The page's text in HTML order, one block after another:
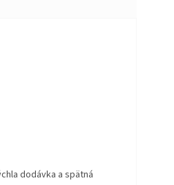
dodávka a spätná